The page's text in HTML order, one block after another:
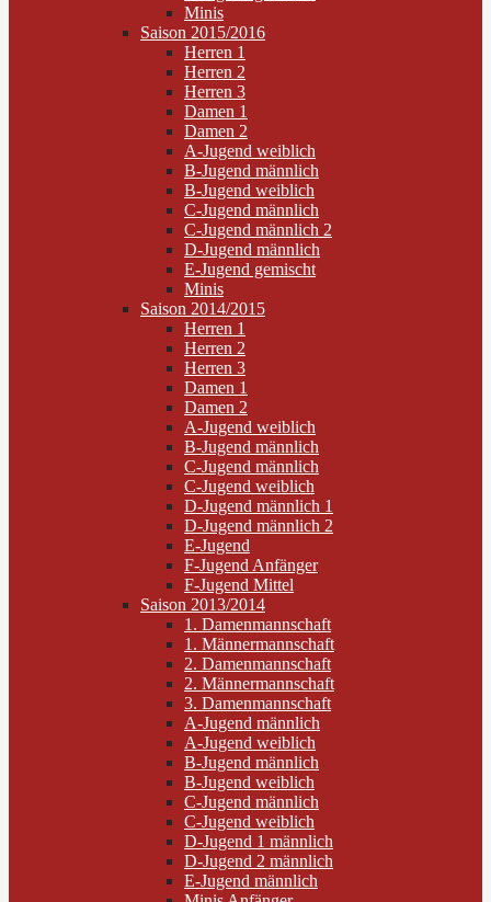
Minis
Saison 2015/2016
Herren 1
Herren 2
Herren 3
Damen 1
Damen 2
A-Jugend weiblich
B-Jugend männlich
B-Jugend weiblich
C-Jugend männlich
C-Jugend männlich 2
D-Jugend männlich
E-Jugend gemischt
Minis
Saison 2014/2015
Herren 1
Herren 2
Herren 3
Damen 1
Damen 2
A-Jugend weiblich
B-Jugend männlich
C-Jugend männlich
C-Jugend weiblich
D-Jugend männlich 1
D-Jugend männlich 2
E-Jugend
F-Jugend Anfänger
F-Jugend Mittel
Saison 2013/2014
1. Damenmannschaft
1. Männermannschaft
2. Damenmannschaft
2. Männermannschaft
3. Damenmannschaft
A-Jugend männlich
A-Jugend weiblich
B-Jugend männlich
B-Jugend weiblich
C-Jugend männlich
C-Jugend weiblich
D-Jugend 1 männlich
D-Jugend 2 männlich
E-Jugend männlich